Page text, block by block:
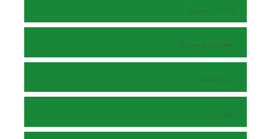
اطلاعات نشریه
راهنمای نویسندگان
ارسال مقاله
داوران